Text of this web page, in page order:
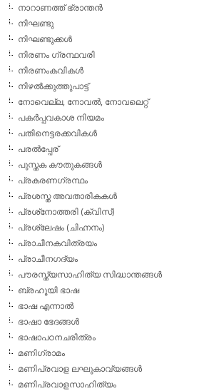
നാറാണത്ത് ഭ്രാന്തന്‍
നിഘണ്ടു
നിഘണ്ടുക്കള്‍
നിരണം ഗ്രന്ഥവരി
നിരണംകവികള്‍
നിഴല്‍ക്കുത്തുപാട്ട്
നോവെല്ല, നോവല്‍, നോവലെറ്റ്
പകര്‍പ്പവകാശ നിയമം
പതിനെട്ടരക്കവികള്‍
പരല്‍പ്പേര്
പുസ്തക കൗതുകങ്ങള്‍
പ്രകരണഗ്രന്ഥം
പ്രശസ്ത അവതാരികകള്‍
പ്രശ്‌നോത്തരി (ക്വിസ്)
പ്രശ്ലേഷം (ചിഹ്നനം)
പ്രാചീനകവിത്രയം
പ്രാചീനഗദ്യം
പൗരസ്ത്യസാഹിത്യ സിദ്ധാന്തങ്ങള്‍
ബ്രഹൂയി ഭാഷ
ഭാഷ എന്നാല്‍
ഭാഷാ ഭേദങ്ങള്‍
ഭാഷാപഠനചരിത്രം
മണിഗ്രാമം
മണിപ്രവാള ലഘുകാവ്യങ്ങള്‍
മണിപ്രവാളസാഹിത്യം